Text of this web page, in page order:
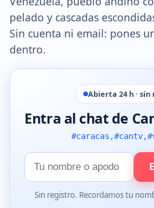
pelado y cascadas
Sin cuenta ni email: pones
dentro.
Abierta 24 h ·
Entra al chat de
Tu
nombre
Sin registro. Recordamos tu